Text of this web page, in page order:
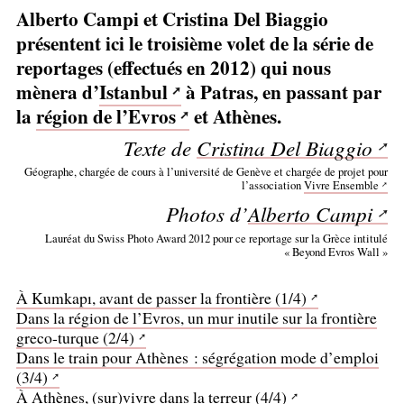
Alberto Campi et Cristina Del Biaggio
présentent ici le troisième volet de la série de
reportages (effectués en 2012) qui nous
mènera d’Istanbul
à Patras, en passant par
larégion de l’Evros
et Athènes.
Texte de Cristina Del Biaggio
Géographe, chargée de cours à l’université de Genève et chargée de projet pour
l’associationVivre Ensemble
Photos d’Alberto Campi
Lauréat du Swiss Photo Award 2012 pour ce reportage sur la Grèce intitulé
«Beyond Evros Wall »
À Kumkapı, avant de passer la frontière (1/4)
Dans la région de l’Evros, un mur inutile sur la frontière
greco-turque (2/4)
Dans le train pour Athènes : ségrégation mode d’emploi
(3/4)
À Athènes, (sur)vivre dans la terreur (4/4)